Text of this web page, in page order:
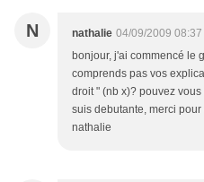
N nathalie 04/09/2009 08:37
bonjour, j'ai commencé le
comprends pas vos
droit " (nb x)? pouvez
suis debutante, merci
nathalie